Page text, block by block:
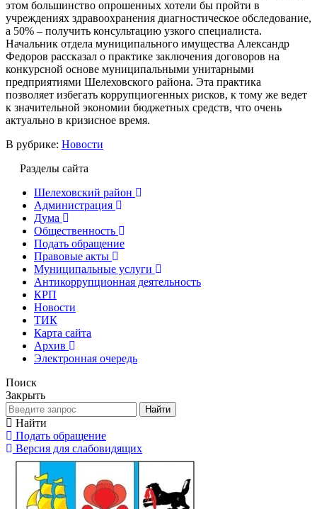
этом большинство опрошенных хотели бы пройти в
учреждениях здравоохранения диагностическое обследование,
а 50% – получить консультацию узкого специалиста.
Начальник отдела муниципального имущества Александр
Федоров рассказал о практике заключения договоров на
конкурсной основе муниципальными унитарными
предприятиями Шелеховского района. Эта практика
позволяет избегать коррупциогенных рисков, к тому же ведет
к значительной экономии бюджетных средств, что очень
актуально в кризисное время.
В рубрике: Новости
Разделы сайта
Шелеховский район
Администрация
Дума
Общественность
Подать обращение
Правовые акты
Муниципальные услуги
Антикоррупционная деятельность
КРП
Новости
ТИК
Карта сайта
Архив
Электронная очередь
Поиск
Закрыть
Найти
Найти
Подать обращение
Версия для слабовидящих